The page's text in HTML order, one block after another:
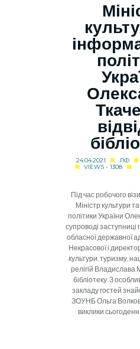
24.04.2021 ЛФ
VIEWS - 1308
Під час робочого
Міністр культури
політики України
супроводі заступниці
обласної державної
Некрасової і
культури, туризму,
релігій Владислава
бібліотеку. З
закладу гостей
ЗОУНБ Ольга
виклики